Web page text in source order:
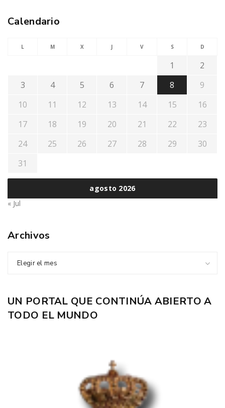
Calendario
agosto 2026
L M X J V S D
1
2
3
4 5 6 7 8
9
10
11 12 13 14 15
16
17
18 19 20 21 22
23
24
25 26 27 28 29
30
31
« Jul
Archivos
Elegir el mes
UN PORTAL QUE CONTINÚA ABIERTO A
TODO EL MUNDO